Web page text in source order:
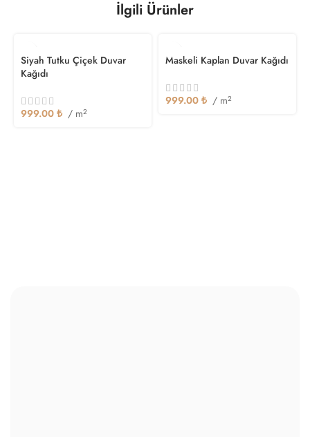
İlgili Ürünler
Siyah Tutku Çiçek Duvar
Kağıdı
999.00 ₺ / m2
Maskeli Kaplan Duvar Kağıdı
999.00 ₺ / m2